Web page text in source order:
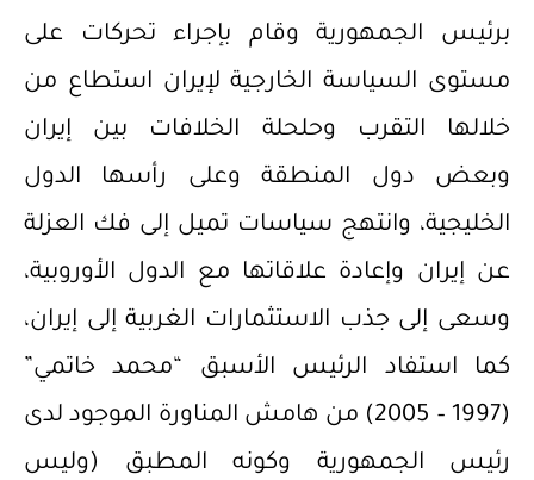
برئيس الجمهورية وقام بإجراء تحركات على
مستوى السياسة الخارجية لإيران استطاع من
خلالها التقرب وحلحلة الخلافات بين إيران
وبعض دول المنطقة وعلى رأسها الدول
الخليجية، وانتهج سياسات تميل إلى فك العزلة
عن إيران وإعادة علاقاتها مع الدول الأوروبية،
وسعى إلى جذب الاستثمارات الغربية إلى إيران،
كما استفاد الرئيس الأسبق “محمد خاتمي”
(1997 – 2005) من هامش المناورة الموجود لدى
رئيس الجمهورية وكونه المطبق (وليس